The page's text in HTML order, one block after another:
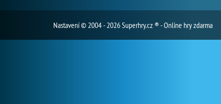
Nastavení© 2004 - 2026 Superhry.cz ® - Online hry zdarma